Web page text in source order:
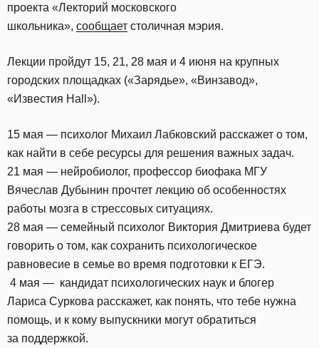
проекта «Лекторий московского
школьника», сообщает столичная мэрия.
Лекции пройдут 15, 21, 28 мая и 4 июня на крупных
городских площадках («Зарядье», «Винзавод»,
«Известия Hall»).
15 мая — психолог Михаил Лабковский расскажет о том,
как найти в себе ресурсы для решения важных задач.
21 мая — нейробиолог, профессор биофака МГУ
Вячеслав Дубынин прочтет лекцию об особенностях
работы мозга в стрессовых ситуациях.
28 мая — семейный психолог Виктория Дмитриева будет
говорить о том, как сохранить психологическое
равновесие в семье во время подготовки к ЕГЭ.
4 мая — кандидат психологических наук и блогер
Лариса Суркова расскажет, как понять, что тебе нужна
помощь, и к кому выпускники могут обратиться
за поддержкой.